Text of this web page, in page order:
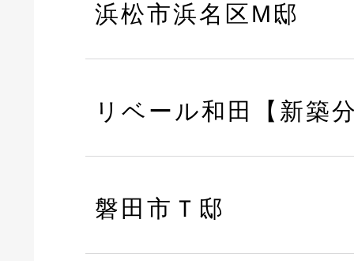
浜松市浜名区M邸
リベール和田【新築
磐田市Ｔ邸